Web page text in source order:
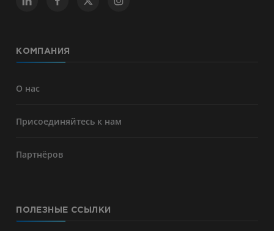
КОМПАНИЯ
О нас
Присоединяйтесь к нам
Партнёров
ПОЛЕЗНЫЕ ССЫЛКИ